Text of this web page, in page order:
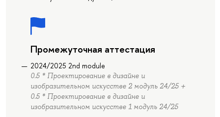
Промежуточная аттестация
2024/2025 2nd module
0.5 * Проектирование в дизайне и
изобразительном искусстве 2 модуль 24/25 +
0.5 * Проектирование в дизайне и
изобразительном искусстве 1 модуль 24/25